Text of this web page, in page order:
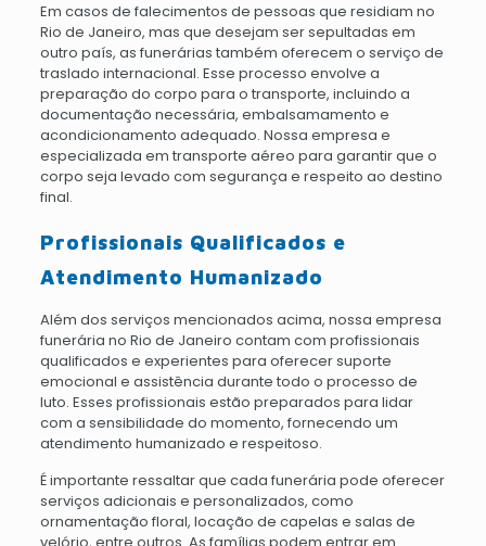
Em casos de falecimentos de pessoas que residiam no
Rio de Janeiro, mas que desejam ser sepultadas em
outro país, as funerárias também oferecem o serviço de
traslado internacional. Esse processo envolve a
preparação do corpo para o transporte, incluindo a
documentação necessária, embalsamamento e
acondicionamento adequado. Nossa empresa e
especializada em transporte aéreo para garantir que o
corpo seja levado com segurança e respeito ao destino
final.
Profissionais Qualificados e
Atendimento Humanizado
Além dos serviços mencionados acima, nossa empresa
funerária no Rio de Janeiro contam com profissionais
qualificados e experientes para oferecer suporte
emocional e assistência durante todo o processo de
luto. Esses profissionais estão preparados para lidar
com a sensibilidade do momento, fornecendo um
atendimento humanizado e respeitoso.
É importante ressaltar que cada funerária pode oferecer
serviços adicionais e personalizados, como
ornamentação floral, locação de capelas e salas de